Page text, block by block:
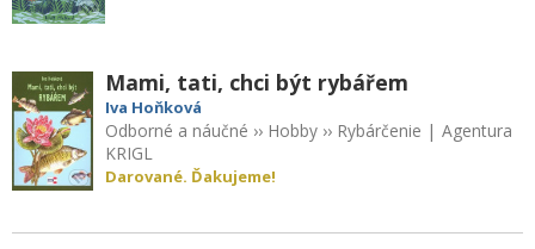
Mami, tati, chci být rybářem
Iva Hoňková
Odborné a náučné ›› Hobby ›› Rybárčenie |Agentura
KRIGL
Darované. Ďakujeme!